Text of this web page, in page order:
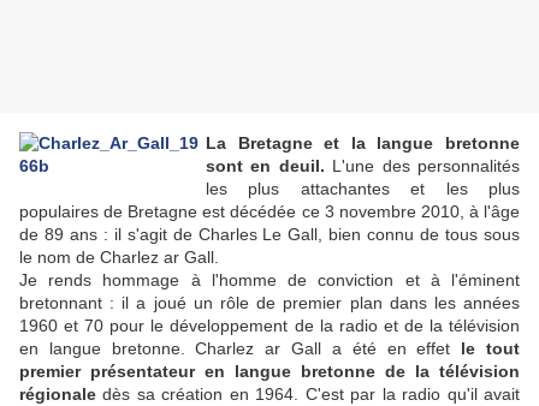
La Bretagne et la langue bretonne
sont en deuil. L'une des personnalités
les plus attachantes et les plus
populaires de Bretagne est décédée ce 3 novembre 2010, à l'âge
de 89 ans : il s'agit de Charles Le Gall, bien connu de tous sous
le nom de Charlez ar Gall.
Je rends hommage à l'homme de conviction et à l'éminent
bretonnant : il a joué un rôle de premier plan dans les années
1960 et 70 pour le développement de la radio et de la télévision
en langue bretonne. Charlez ar Gall a été en effet le tout
premier présentateur en langue bretonne de la télévision
régionale dès sa création en 1964. C'est par la radio qu'il avait